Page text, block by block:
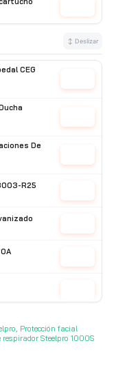
Cotizar
↕ Deslizar
CEG
De
R25
Protección facial
Steelpro 1000S